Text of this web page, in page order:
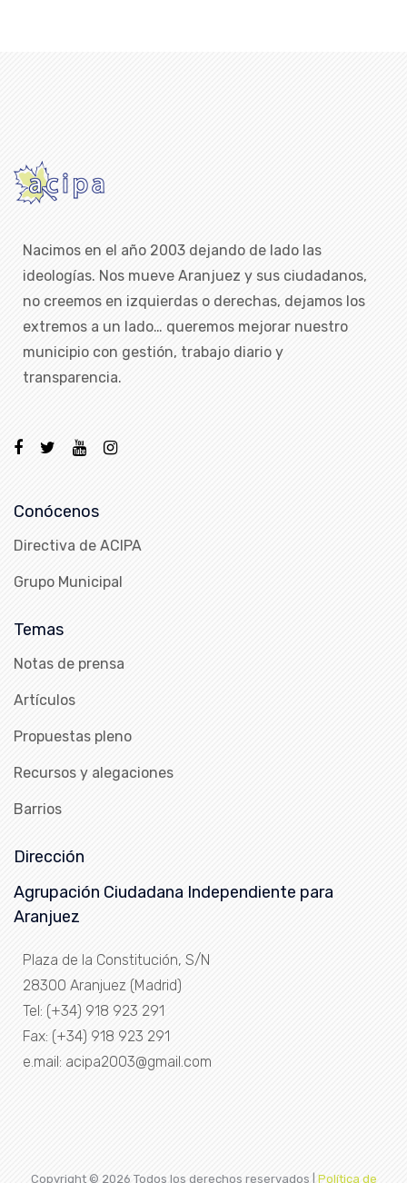
Nacimos en el año 2003 dejando de lado las
ideologías. Nos mueve Aranjuez y sus ciudadanos,
no creemos en izquierdas o derechas, dejamos los
extremos a un lado… queremos mejorar nuestro
municipio con gestión, trabajo diario y
transparencia.
Conócenos
Directiva de ACIPA
Grupo Municipal
Temas
Notas de prensa
Artículos
Propuestas pleno
Recursos y alegaciones
Barrios
Dirección
Agrupación Ciudadana Independiente para
Aranjuez
Plaza de la Constitución, S/N
28300 Aranjuez (Madrid)
Tel: (+34) 918 923 291
Fax: (+34) 918 923 291
e.mail: acipa2003@gmail.com
Copyright © 2026 Todos los derechos reservados | Política de